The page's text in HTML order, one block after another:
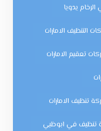
الرخام يدويا
التنظيف الامارات
تعقيم الامارات
تنظيف الامارات
تنظيف في ابوظبي